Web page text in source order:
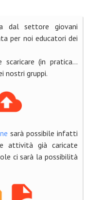
dal settore giovani
per noi educatori dei
(in pratica…
nostri gruppi.
sarà possibile infatti
attività già caricate
ci sarà la possibilità